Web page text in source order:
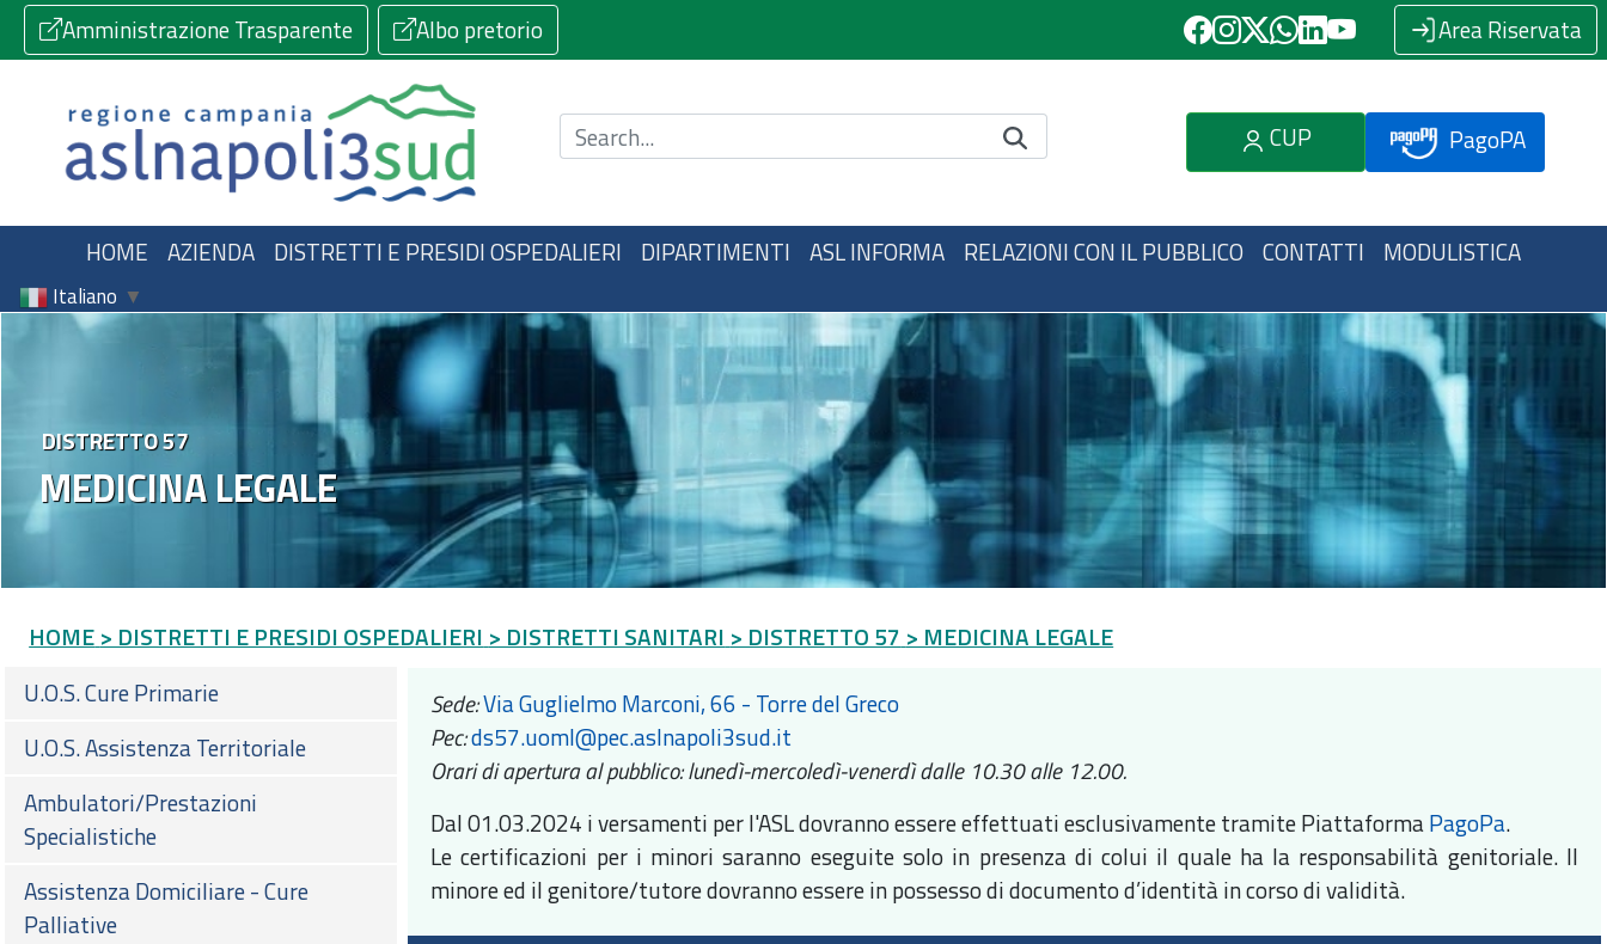
Amministrazione Trasparente Albo pretorio Area Riservata
Cerca nel sito CUP PagoPA
HOME AZIENDA DISTRETTI E PRESIDI OSPEDALIERI DIPARTIMENTI ASL INFORMA RELAZIONI CON IL PUBBLICO CONTATTI MODULISTICA
Italiano ▼
MEDICINA LEGALE
DISTRETTO 57
HOME > DISTRETTI E PRESIDI OSPEDALIERI > DISTRETTI SANITARI > DISTRETTO 57 > MEDICINA LEGALE
U.O.S. Cure Primarie
U.O.S. Assistenza Territoriale
Ambulatori/Prestazioni
Specialistiche
Assistenza Domiciliare - Cure
Palliative
Sede:Via Guglielmo Marconi, 66 - Torre del Greco
Pec:ds57.uoml@pec.aslnapoli3sud.it
Orari di apertura al pubblico: lunedì-mercoledì-venerdì dalle 10.30 alle 12.00.
Dal 01.03.2024 i versamenti per l'ASL dovranno essere effettuati esclusivamente tramite PiattaformaPagoPa.
Le certificazioni per i minori saranno eseguite solo in presenza di colui il quale ha la responsabilità genitoriale. Il
minore ed il genitore/tutore dovranno essere in possesso di documento d’identità in corso di validità.